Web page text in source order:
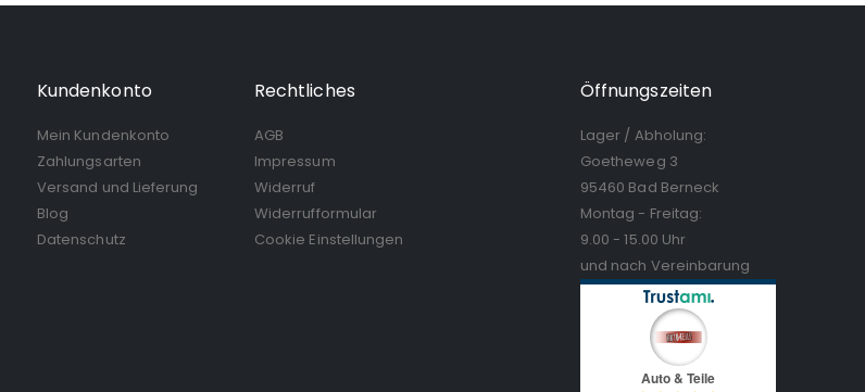
Kundenkonto
Mein Kundenkonto
Zahlungsarten
Versand und Lieferung
Blog
Datenschutz
Rechtliches
AGB
Impressum
Widerruf
Widerrufformular
Cookie Einstellungen
Öffnungszeiten
Lager / Abholung:
Goetheweg 3
95460 Bad Berneck
Montag - Freitag:
9.00 - 15.00 Uhr
und nach Vereinbarung